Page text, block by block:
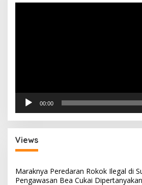
00:00
Views
Maraknya Peredaran Rokok Ilegal di
Pengawasan Bea Cukai Dipertanyakan